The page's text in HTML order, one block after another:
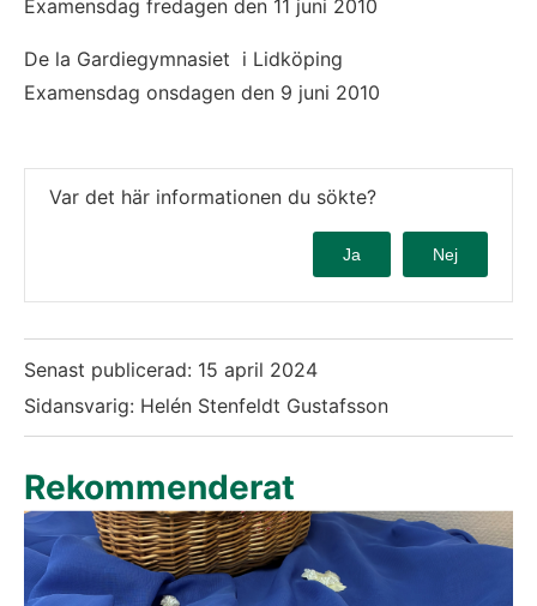
Examensdag fredagen den 11 juni 2010
De la Gardiegymnasiet  i Lidköping
Examensdag onsdagen den 9 juni 2010
Var det här informationen du sökte?
Ja Nej
Senast publicerad: 15 april 2024
Sidansvarig: Helén Stenfeldt Gustafsson
Rekommenderat